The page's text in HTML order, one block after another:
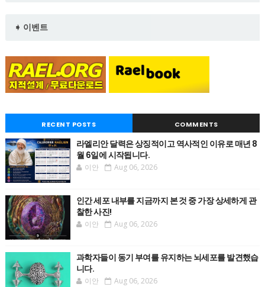
➧ 이벤트
RECENT POSTS COMMENTS
라엘리안 달력은 상징적이고 역사적인 이유로 매년 8
월 6일에 시작됩니다.
이안 Aug 06, 2026
인간 세포 내부를 지금까지 본 것 중 가장 상세하게 관
찰한 사진!
이안 Aug 06, 2026
과학자들이 동기 부여를 유지하는 뇌세포를 발견했습
니다.
이안 Aug 06, 2026